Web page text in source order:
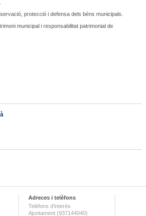
protecció i defensa dels béns municipals.
municipal i responsabilitat patrimonial de
Adreces i telèfons
Telèfons d'interès
Ajuntament (937144040)